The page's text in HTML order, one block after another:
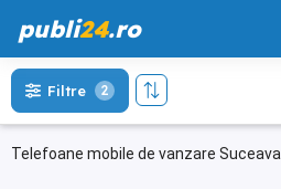
publi24.ro
Telefoane mobile de vanzare Suceava
Filtre 2